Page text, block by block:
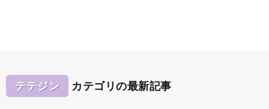
テテジン カテゴリの最新記事